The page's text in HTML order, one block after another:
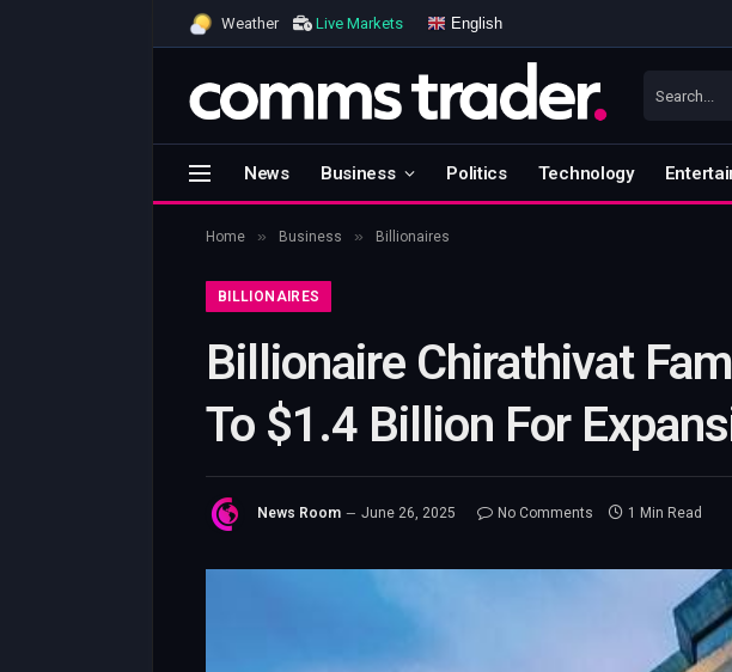
Weather Live Markets English
News Business Politics Technology
Home » Business » Billionaires
BILLIONAIRES
Billionaire Chirathivat
To $1.4 Billion For
News Room June 26, 2025 No Comments 1 Min Read